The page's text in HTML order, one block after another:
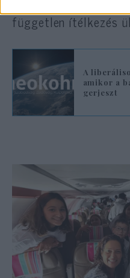
független ítélkezés
A
amikor a
gerjeszt